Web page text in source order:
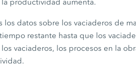
productividad aumenta.
datos sobre los vaciaderos de
restante hasta que los
vaciaderos, los procesos en la